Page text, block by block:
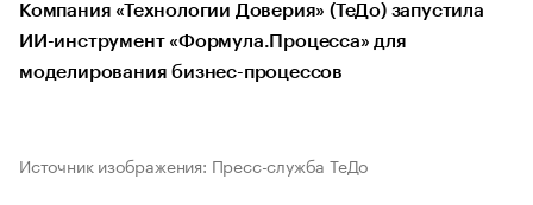
Компания «Технологии Доверия» (ТеДо) запустила
ИИ-инструмент «Формула.Процесса» для
моделирования бизнес-процессов
Источник изображения: Пресс-служба ТеДо